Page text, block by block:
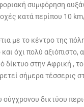
συμφόρηση
κατά περίπου 10
με το κέντρο της
όχι πολύ
δίκτυο στην Αφρική ,
σήμερα τέσσερις
σύγχρονου δικτύου